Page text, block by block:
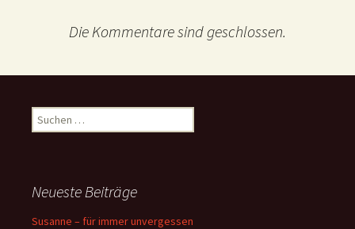
Die Kommentare sind geschlossen.
Suchen
nach:
Neueste Beiträge
Susanne – für immer unvergessen